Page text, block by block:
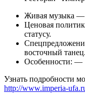
Живая музыка —
Ценовая
статусу.
восточный танец.
Особенности: —
Узнать подробности
http://www.imperia-